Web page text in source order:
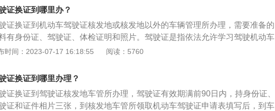
费，最后审批通过后取新证即可。3、换证可以提前90天进行。4、换证准备
照片和体检证明最好在交警队办证大厅直接办理。否则自带的照片和体检证明
能不合格，还需要重新拍照和体检，耽误时间。
证换证到哪里办？
证换证到机动车驾驶证核发地或核发地以外的车辆管理所办理，需要准备的
有身份证、驾驶证、体检证明和照片。驾驶证是指依法允许学习驾驶机动车
员，经过学习掌握了交通法规知识和驾驶技术后，经管理部门考试合格，核
如实向车辆管理所提交规定的材料，如实申告规定的事项并对其申请材料实
内容的真实性负责；2、申请人应当符合机动车驾驶证申领和使用规定中规定
请条件。
时间：2023-07-17 16:18:55 阅读：5760
证换证到哪里办理？
证换证到驾驶证核发地车管所办理，驾驶证有效期满前90日内，持身份证、
证和证件相片三张，到核发地车管所领取机动车驾驶证申请表填写后，到车